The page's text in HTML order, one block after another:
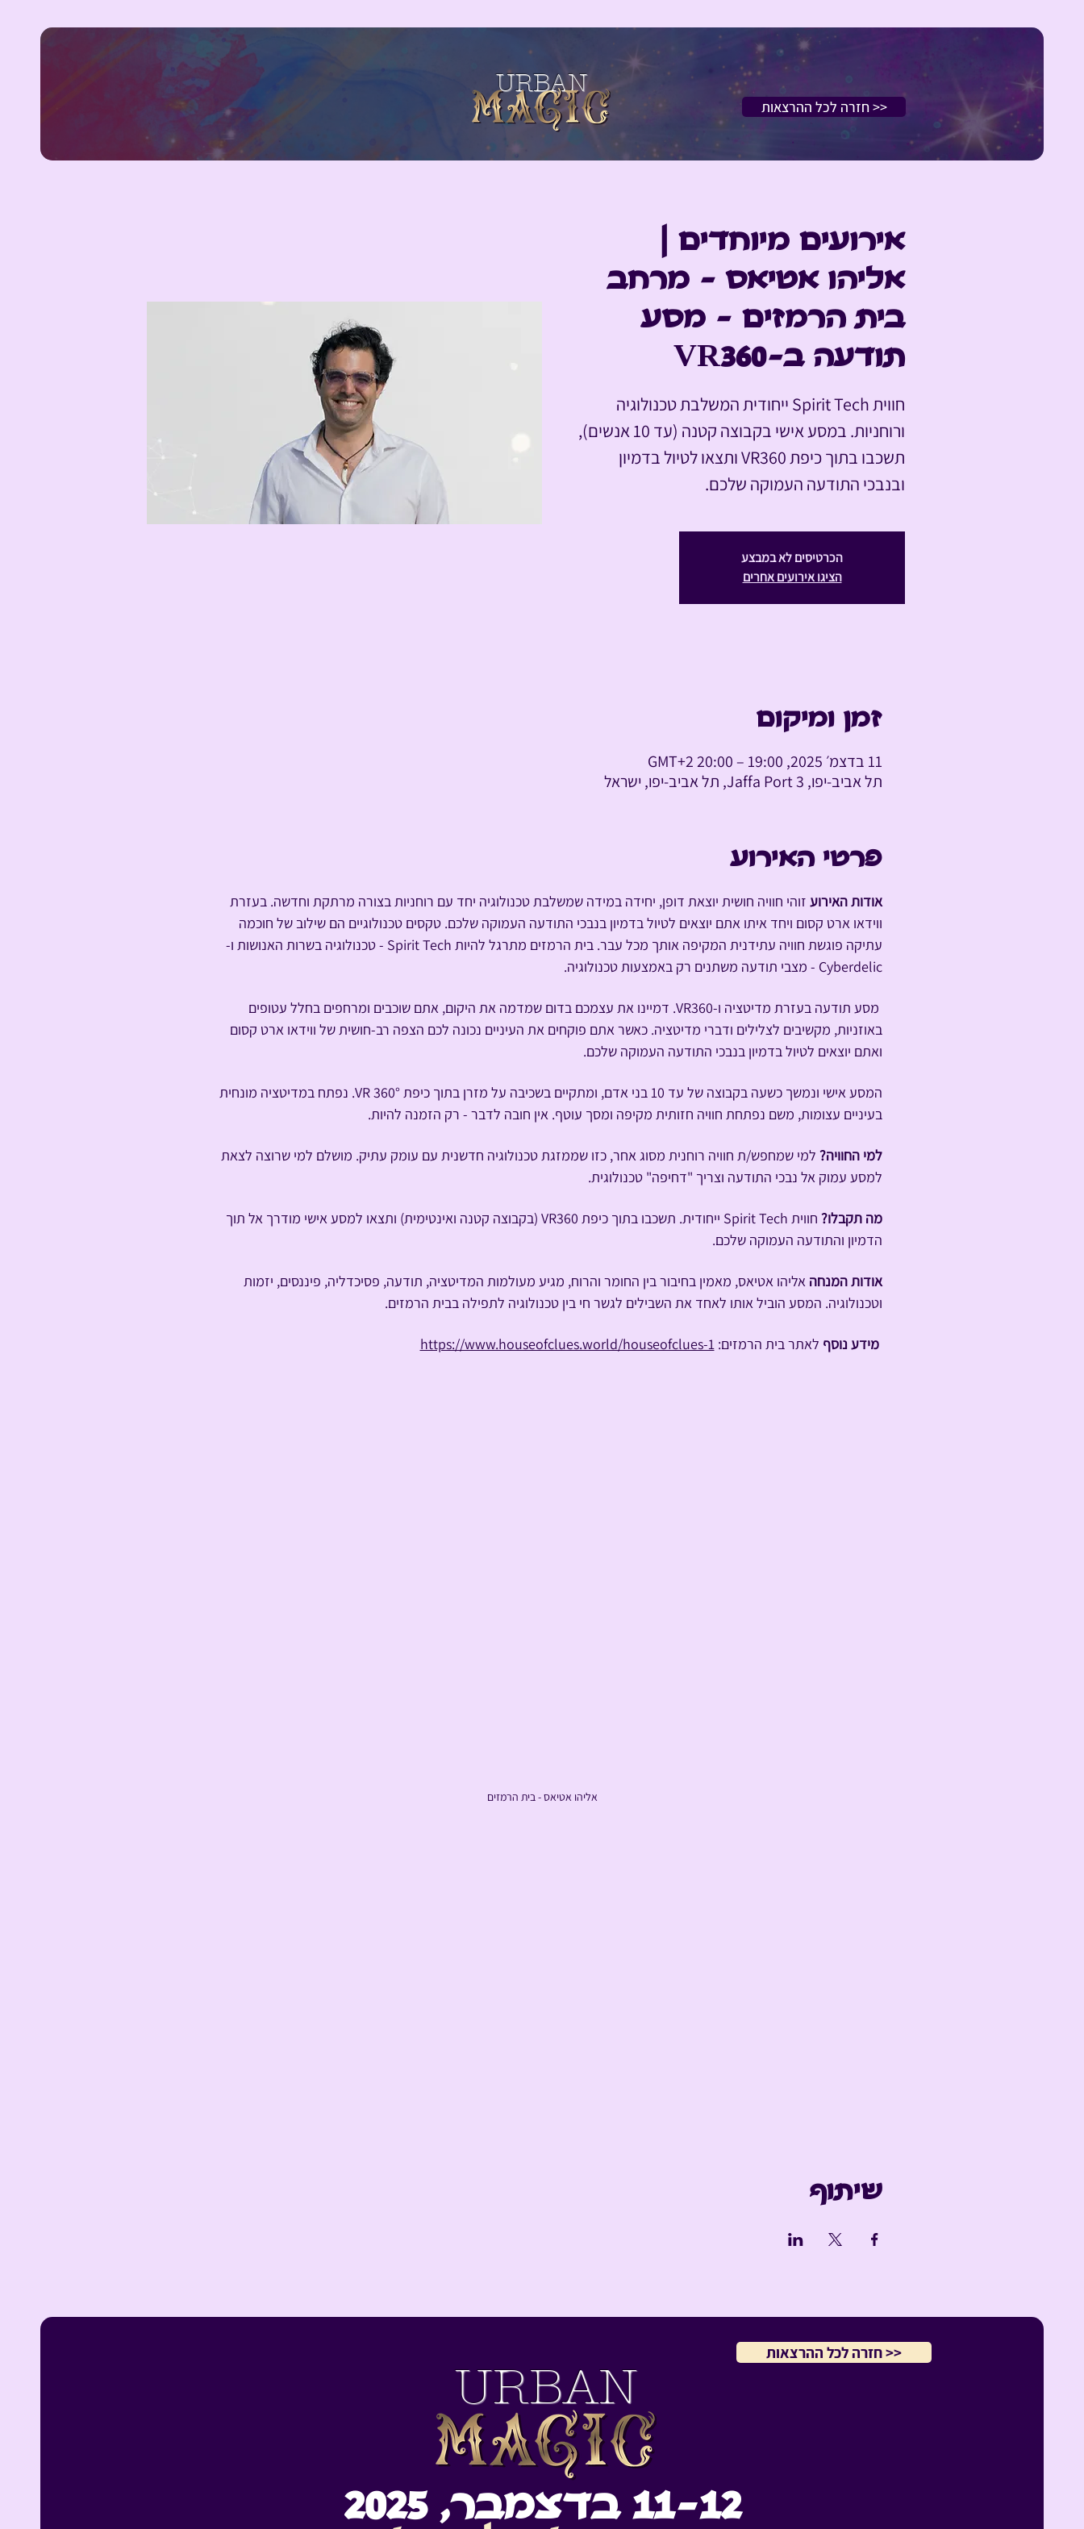
URBAN
<< חזרה לכל ההרצאות
אירועים מיוחדים |
אליהו אטיאס - מרחב
בית הרמזים - מסע
תודעה ב-VR360
חווית Spirit Tech ייחודית המשלבת טכנולוגיה
ורוחניות. במסע אישי בקבוצה קטנה (עד 10 אנשים),
תשכבו בתוך כיפת VR360 ותצאו לטיול בדמיון
ובנבכי התודעה העמוקה שלכם.
הכרטיסים לא במבצע
הציגו אירועים אחרים
זמן ומיקום
11 בדצמ׳ 2025, 19:00 – 20:00 GMT‎+2‎
תל אביב-יפו, Jaffa Port 3, תל אביב-יפו, ישראל
פרטי האירוע
אודות האירוע זוהי חוויה חושית יוצאת דופן, יחידה במידה שמשלבת טכנולוגיה יחד עם רוחניות בצורה מרתקת וחדשה. בעזרת
ווידאו ארט קסום ויחד איתו אתם יוצאים לטיול בדמיון בנבכי התודעה העמוקה שלכם. טקסים טכנולוגיים הם שילוב של חוכמה
עתיקה פוגשת חוויה עתידנית המקיפה אותך מכל עבר. בית הרמזים מתרגל להיות Spirit Tech - טכנולוגיה בשרות האנושות ו-
Cyberdelic - מצבי תודעה משתנים רק באמצעות טכנולוגיה.
מסע תודעה בעזרת מדיטציה ו-VR360. דמיינו את עצמכם בדום שמדמה את היקום, אתם שוכבים ומרחפים בחלל עטופים
באוזניות, מקשיבים לצלילים ודברי מדיטציה. כאשר אתם פוקחים את העיניים נכונה לכם הצפה רב-חושית של ווידאו ארט קסום
ואתם יוצאים לטיול בדמיון בנבכי התודעה העמוקה שלכם.
המסע אישי ונמשך כשעה בקבוצה של עד 10 בני אדם, ומתקיים בשכיבה על מזרן בתוך כיפת 360° VR. נפתח במדיטציה מונחית
בעיניים עצומות, משם נפתחת חוויה חזותית מקיפה ומסך עוטף. אין חובה לדבר - רק הזמנה להיות.
למי החוויה? למי שמחפש/ת חוויה רוחנית מסוג אחר, כזו שממזגת טכנולוגיה חדשנית עם עומק עתיק. מושלם למי שרוצה לצאת
למסע עמוק אל נבכי התודעה וצריך "דחיפה" טכנולוגית.
מה תקבלו?
חווית Spirit Tech ייחודית. תשכבו בתוך כיפת VR360 (בקבוצה קטנה ואינטימית) ותצאו למסע אישי מודרך אל תוך
הדמיון והתודעה העמוקה שלכם.
אודות המנחה אליהו אטיאס, מאמין בחיבור בין החומר והרוח, מגיע מעולמות המדיטציה, תודעה, פסיכדליה, פיננסים, יזמות
וטכנולוגיה. המסע הוביל אותו לאחד את השבילים לגשר חי בין טכנולוגיה לתפילה בבית הרמזים.
מידע נוסף לאתר בית הרמזים: https://www.houseofclues.world/houseofclues-1
אליהו אטיאס - בית הרמזים
שיתוף
URBAN
<< חזרה לכל ההרצאות
11-12 בדצמבר, 2025